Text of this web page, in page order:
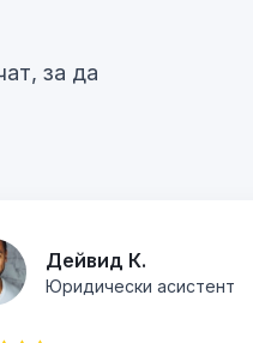
за да
Дейвид К.
Юридически асистент